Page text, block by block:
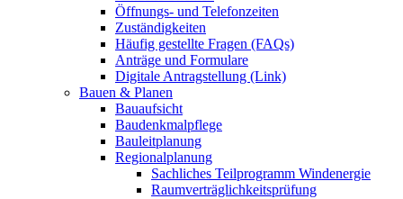
Öffnungs- und Telefonzeiten
Zuständigkeiten
Häufig gestellte Fragen (FAQs)
Anträge und Formulare
Digitale Antragstellung (Link)
Bauen & Planen
Bauaufsicht
Baudenkmalpflege
Bauleitplanung
Regionalplanung
Sachliches Teilprogramm Windenergie
Raumverträglichkeitsprüfung